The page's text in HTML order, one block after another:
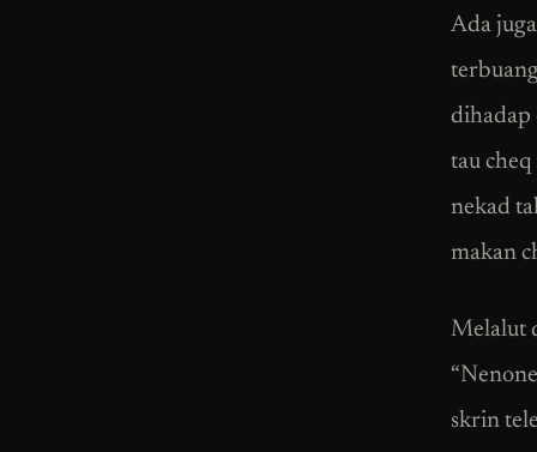
Ada
dihadap
tau
nekad
makan
Melalut
skrin